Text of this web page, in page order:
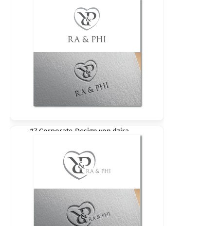
#7 Corporate-Design von dzira